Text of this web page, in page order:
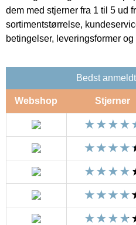
dem med stjerner fra 1 til 5 ud
sortimentstørrelse,
betingelser, leveringsformer
Bedst
Webshop Stjerner